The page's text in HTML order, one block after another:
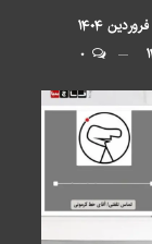
۰